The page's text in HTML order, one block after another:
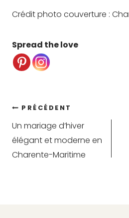
Crédit photo couverture :
Spread the love
Navigation
de
l’article
PRÉCÉDENT
Un mariage d’hiver
élégant et moderne en
Charente-Maritime